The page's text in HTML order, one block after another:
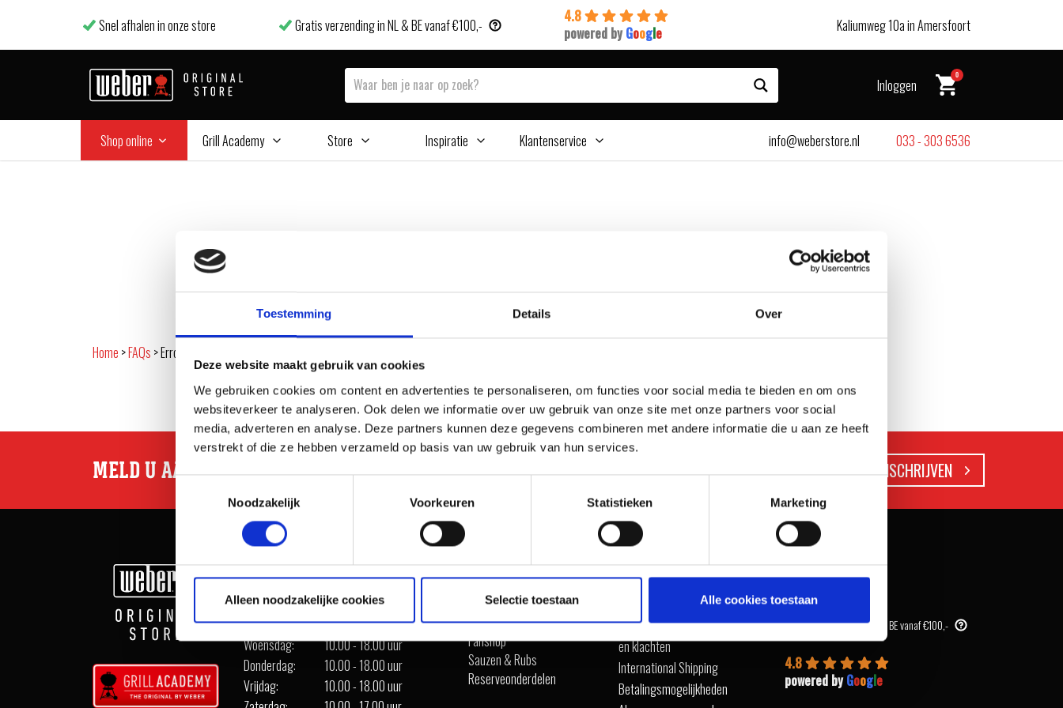
Toestemming Details Over
Deze website maakt gebruik van cookies
We gebruiken cookies om content en advertenties te personaliseren, om functies voor social media te bieden en om ons
websiteverkeer te analyseren. Ook delen we informatie over uw gebruik van onze site met onze partners voor social
media, adverteren en analyse. Deze partners kunnen deze gegevens combineren met andere informatie die u aan ze heeft
verstrekt of die ze hebben verzameld op basis van uw gebruik van hun services.
Noodzakelijk
Voorkeuren Statistieken Marketing
Alleen noodzakelijke cookies Selectie toestaan Alle cookies toestaan
Snel afhalen in onze store Gratis verzending in NL & BE vanaf €100,-
4.8
powered by Google Kaliumweg 10a in Amersfoort
Inloggen
0
Shop online Grill Academy Store Inspiratie Klantenservice info@weberstore.nl 033 - 303 6536
Home >FAQs >Error Code E8 - Thermocouple Error
MELD U AAN VOOR WEBER INSPIRATIE
OPENINGSTIJDEN
Maandag:
Gesloten
Dinsdag:
10.00 - 18.00 uur
Woensdag:
10.00 - 18.00 uur
Donderdag:
10.00 - 18.00 uur
Vrijdag:
10.00 - 18.00 uur
SHOP ONLINE
Barbecue's
Accessoires
Fanshop
Sauzen & Rubs
Reserveonderdelen
ALGEMEEN
Verzenden, retour sturen
en klachten
International Shipping
Betalingsmogelijkheden
WAAROM WEBERSTORE?
Snel afhalen in onze store
Gratis verzending in NL & BE vanaf €100,-
4.8
powered byGoogle